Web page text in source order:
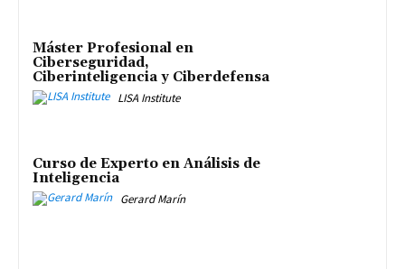
Máster Profesional en
Ciberseguridad,
Ciberinteligencia y Ciberdefensa
LISA Institute
Curso de Experto en Análisis de
Inteligencia
Gerard Marín